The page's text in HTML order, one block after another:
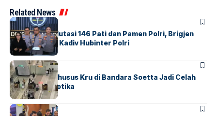
Related News
BERITA
Mabes Polri Mutasi 146 Pati dan Pamen Polri, Brigjen
Untung Jabat Kadiv Hubinter Polri
BANDARABERITA
Ketika Jalur Khusus Kru di Bandara Soetta Jadi Celah
Sindikat Narkotika
BANDARA BERITA